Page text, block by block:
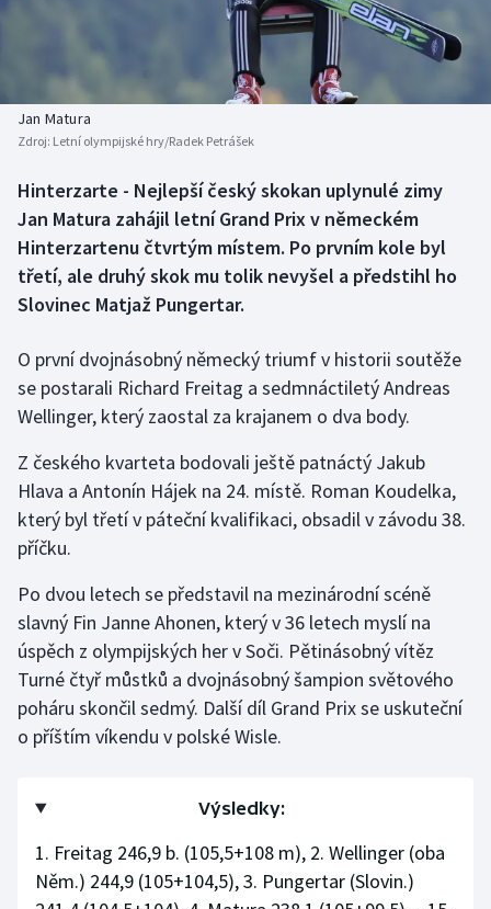
Biatlon
Box
Curling
Florbal
Futsal
Golf
Gymnastika
Házená
Jezdectví
Judo
Krasobruslení
Lezení
Lyže a snowboard
Moderní pětiboj
Aplikace ČT sport
Jan Matura
Zdroj: Letní olympijské hry/Radek Petrášek
Hinterzarte - Nejlepší český skokan uplynulé zimy
Jan Matura zahájil letní Grand Prix v německém
Hinterzartenu čtvrtým místem. Po prvním kole byl
třetí, ale druhý skok mu tolik nevyšel a předstihl ho
Slovinec Matjaž Pungertar.
O první dvojnásobný německý triumf v historii soutěže
se postarali Richard Freitag a sedmnáctiletý Andreas
Wellinger, který zaostal za krajanem o dva body.
Z českého kvarteta bodovali ještě patnáctý Jakub
Hlava a Antonín Hájek na 24. místě. Roman Koudelka,
který byl třetí v páteční kvalifikaci, obsadil v závodu 38.
příčku.
Po dvou letech se představil na mezinárodní scéně
slavný Fin Janne Ahonen, který v 36 letech myslí na
úspěch z olympijských her v Soči. Pětinásobný vítěz
Turné čtyř můstků a dvojnásobný šampion světového
poháru skončil sedmý. Další díl Grand Prix se uskuteční
o příštím víkendu v polské Wisle.
Výsledky:
1. Freitag 246,9 b. (105,5+108 m), 2. Wellinger (oba
Něm.) 244,9 (105+104,5), 3. Pungertar (Slovin.)